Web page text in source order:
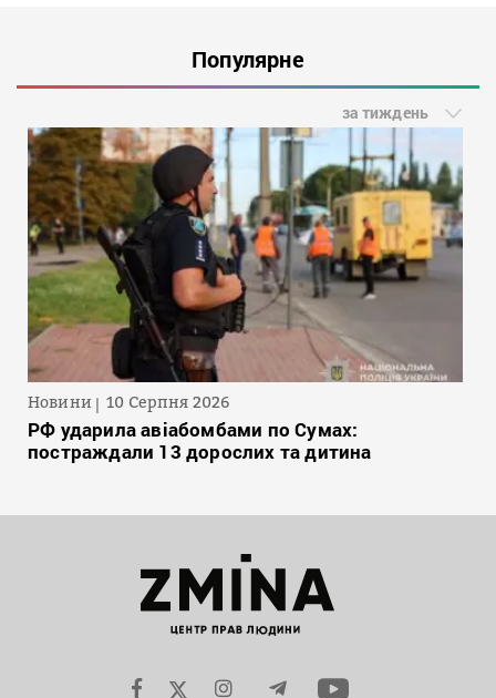
Популярне
за тиждень
Новини 10 Серпня 2026
РФ ударила авіабомбами по Сумах:
постраждали 13 дорослих та дитина